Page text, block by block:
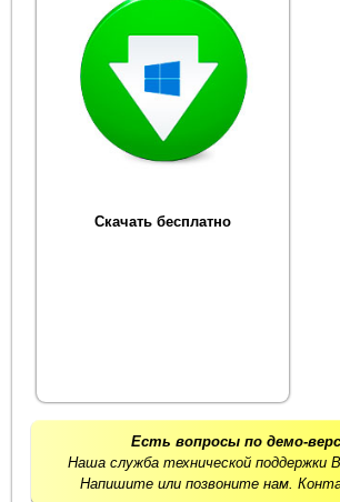
Скачать бесплатно
Есть вопросы по демо-
Наша служба технической поддержки
Напишите или позвоните нам.